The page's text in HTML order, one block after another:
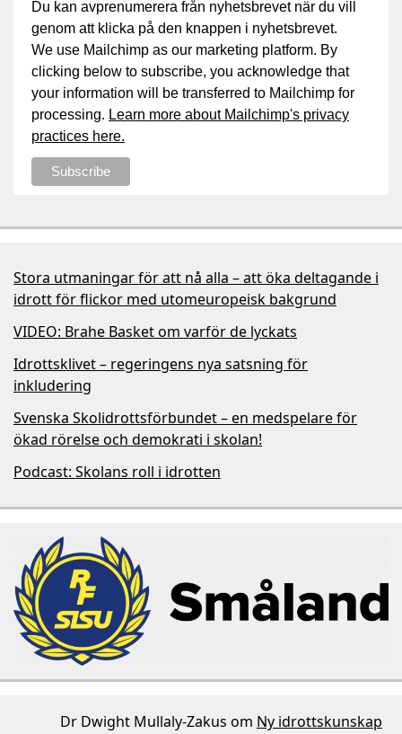
Du kan avprenumerera från nyhetsbrevet när du vill
genom att klicka på den knappen i nyhetsbrevet.
We use Mailchimp as our marketing platform. By
clicking below to subscribe, you acknowledge that
your information will be transferred to Mailchimp for
processing. Learn more about Mailchimp's privacy
practices here.
Stora utmaningar för att nå alla – att öka deltagande i
idrott för flickor med utomeuropeisk bakgrund
VIDEO: Brahe Basket om varför de lyckats
Idrottsklivet – regeringens nya satsning för
inkludering
Svenska Skolidrottsförbundet – en medspelare för
ökad rörelse och demokrati i skolan!
Podcast: Skolans roll i idrotten
Dr Dwight Mullaly-Zakus om Ny idrottskunskap